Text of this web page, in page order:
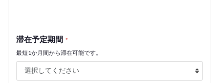
滞在予定期間 *
最短1か月間から滞在可能です。